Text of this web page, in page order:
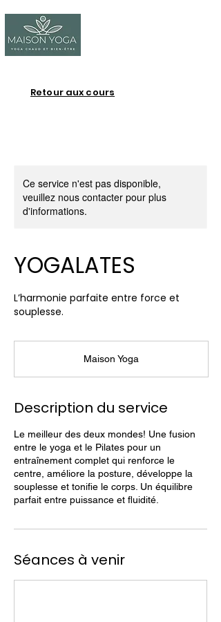
Retour aux cours
Ce service n'est pas disponible,
veuillez nous contacter pour plus
d'informations.
YOGALATES
L’harmonie parfaite entre force et
souplesse.
Maison Yoga
Description du service
Le meilleur des deux mondes! Une fusion
entre le yoga et le Pilates pour un
entraînement complet qui renforce le
centre, améliore la posture, développe la
souplesse et tonifie le corps. Un équilibre
parfait entre puissance et fluidité.
Séances à venir